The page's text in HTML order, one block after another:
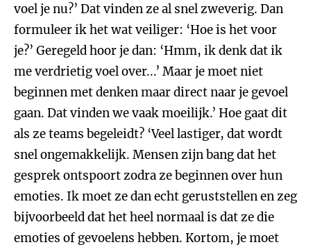
voel je nu?’ Dat vinden ze al snel zweverig. Dan
formuleer ik het wat veiliger: ‘Hoe is het voor
je?’ Geregeld hoor je dan: ‘Hmm, ik denk dat ik
me verdrietig voel over...’ Maar je moet niet
beginnen met denken maar direct naar je gevoel
gaan. Dat vinden we vaak moeilijk.’ Hoe gaat dit
als ze teams begeleidt? ‘Veel lastiger, dat wordt
snel ongemakkelijk. Mensen zijn bang dat het
gesprek ontspoort zodra ze beginnen over hun
emoties. Ik moet ze dan echt geruststellen en zeg
bijvoorbeeld dat het heel normaal is dat ze die
emoties of gevoelens hebben. Kortom, je moet